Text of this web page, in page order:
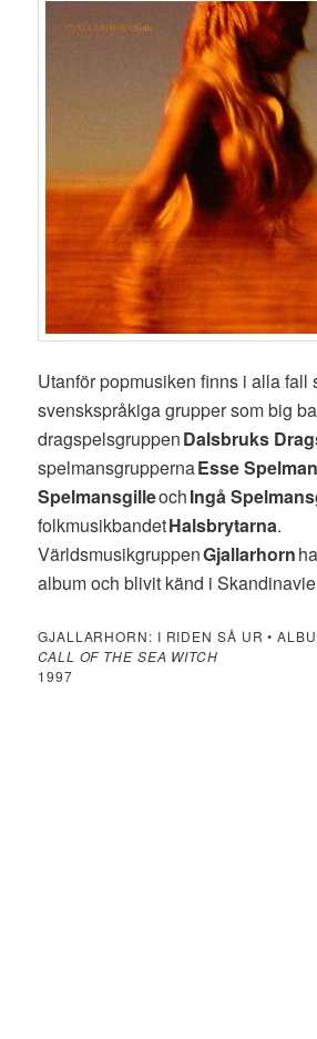
Utanför popmusiken finns i alla fall
svenskspråkiga grupper som big
dragspelsgruppenDalsbruks
spelmansgruppernaEsse
SpelmansgilleochIngå
folkmusikbandetHalsbrytarna.
VärldsmusikgruppenGjallarhorn
album och blivit känd i
GJALLARHORN: I RIDEN SÅ UR •
CALL OF THE SEA WITCH
1997